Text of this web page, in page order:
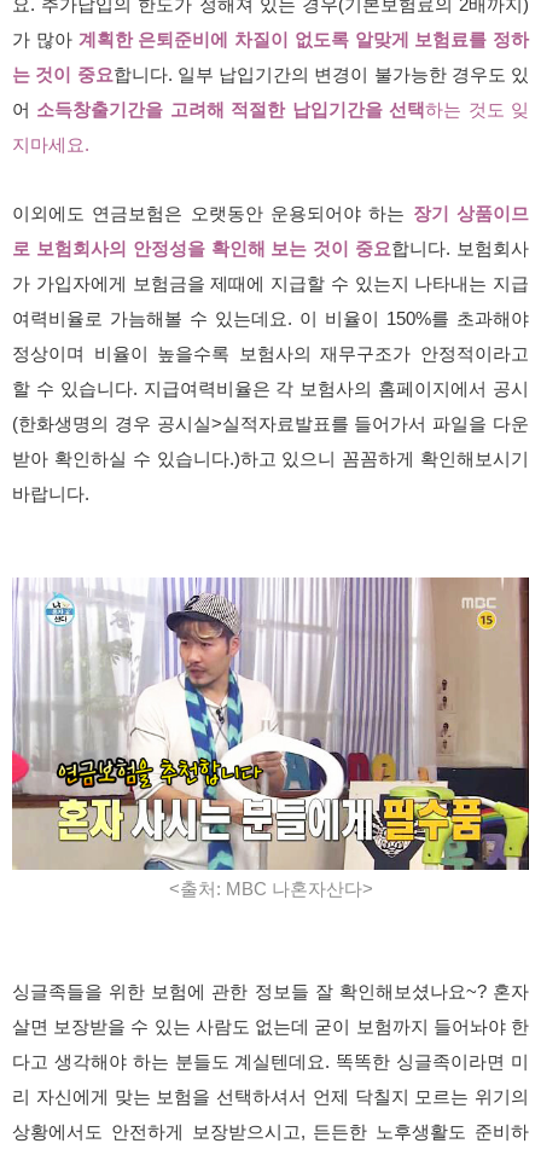
요. 추가납입의 한도가 정해져 있는 경우(기본보험료의 2배까지)
가 많아 계획한 은퇴준비에 차질이 없도록 알맞게 보험료를 정하
는 것이 중요합니다. 일부 납입기간의 변경이 불가능한 경우도 있
어 소득창출기간을 고려해 적절한 납입기간을 선택하는 것도 잊
지마세요.
이외에도 연금보험은 오랫동안 운용되어야 하는 장기 상품이므
로 보험회사의 안정성을 확인해 보는 것이 중요합니다. 보험회사
가 가입자에게 보험금을 제때에 지급할 수 있는지 나타내는 지급
여력비율로 가늠해볼 수 있는데요. 이 비율이 150%를 초과해야
정상이며 비율이 높을수록 보험사의 재무구조가 안정적이라고
할 수 있습니다. 지급여력비율은 각 보험사의 홈페이지에서 공시
(한화생명의 경우 공시실>실적자료발표를 들어가서 파일을 다운
받아 확인하실 수 있습니다.)하고 있으니 꼼꼼하게 확인해보시기
바랍니다.
<출처: MBC 나혼자산다>
싱글족들을 위한 보험에 관한 정보들 잘 확인해보셨나요~? 혼자
살면 보장받을 수 있는 사람도 없는데 굳이 보험까지 들어놔야 한
다고 생각해야 하는 분들도 계실텐데요. 똑똑한 싱글족이라면 미
리 자신에게 맞는 보험을 선택하셔서 언제 닥칠지 모르는 위기의
상황에서도 안전하게 보장받으시고, 든든한 노후생활도 준비하